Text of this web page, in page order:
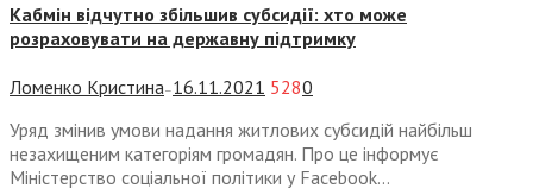
Кабмін відчутно збільшив субсидії: хто може
розраховувати на державну підтримку
Ломенко Кристина— 16.11.2021 5280
Уряд змінив умови надання житлових субсидій найбільш
незахищеним категоріям громадян. Про це інформує
Міністерство соціальної політики у Facebook...